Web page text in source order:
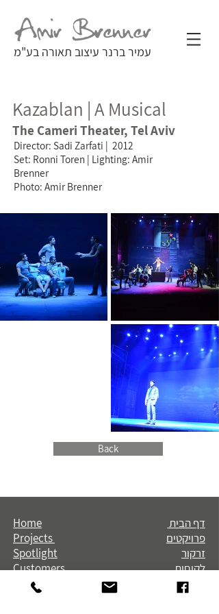
עמיר ברנר עיצוב תאורה בע"מ
Kazablan | A Musical
The Cameri Theater, Tel Aviv
Director: Sadi Zarfati | 2012
Set: Ronni Toren | Lighting: Amir
Brenner
Photo: Amir Brenner
Back
Home
Projects
Spotlight
Customers
About
Contact
דף הבית
פרויקטים
זרקור
לקוחות
אודות
צור קשר